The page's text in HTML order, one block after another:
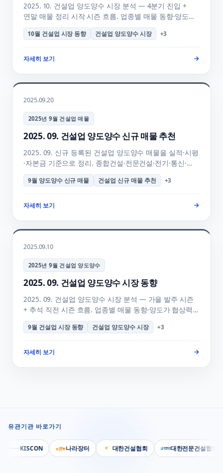
2025. 10. 건설업 양도양수 시장 분석 — 4분기 진입 +
연말 매물 정리 시작 시즌 흐름. 업종별 매물 동향·양도가
협상력·양수자 의사결정 시기·11월 전망까지
행정사사무소하랑이 정리한 월간 리포트 + FAQ + 매물
검색 안내.
10월 건설업 시장 동향 건설업 양도양수 시장 +3
자세히 보기 →
2025.09.20
2025년 9월 건설업 매물
2025. 09. 건설업 양도양수 신규 매물 추천
2025. 09. 신규 등록된 건설업 양도양수 매물을 실적·시평
·자본금 기준으로 정리. 종합건설·전문건설·전기·통신·
소방 업종별 매물 + 가을 발주 시즌 + 추석 직전 양수
골든타임 + 양수 의향 등록 + 매물 검색 + FAQ 안내. 신규
매물 자동 알림 안내.
9월 양도양수 신규 매물 건설업 신규 매물 추천 +3
자세히 보기 →
2025.09.10
2025년 9월 건설업 양도양수
2025. 09. 건설업 양도양수 시장 동향
2025. 09. 건설업 양도양수 시장 분석 — 가을 발주 시즌
+ 추석 직전 시즌 흐름. 업종별 매물 동향·양도가 협상력·
양수자 의사결정 시기·10월 전망까지 행정사사무소하랑이
정리한 월간 리포트 + FAQ + 매물 검색 안내. 신규 매물
자동 알림 안내.
9월 건설업 시장 동향 건설업 양도양수 시장 +3
자세히 보기 →
유관기관 바로가기
KISCON 나라장터 대한건설협회 대한전문건설협회